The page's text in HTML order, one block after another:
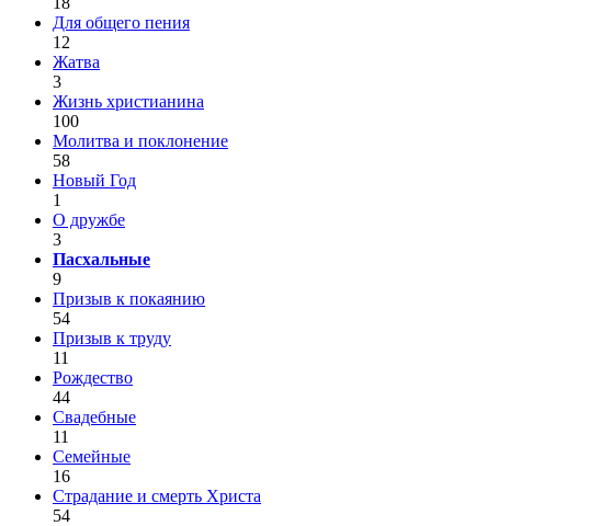
Для общего пения
12
Жатва
3
Жизнь христианина
100
Молитва и поклонение
58
Новый Год
1
О дружбе
3
Пасхальные
9
Призыв к покаянию
54
Призыв к труду
11
Рождество
44
Свадебные
11
Семейные
16
Страдание и смерть Христа
54